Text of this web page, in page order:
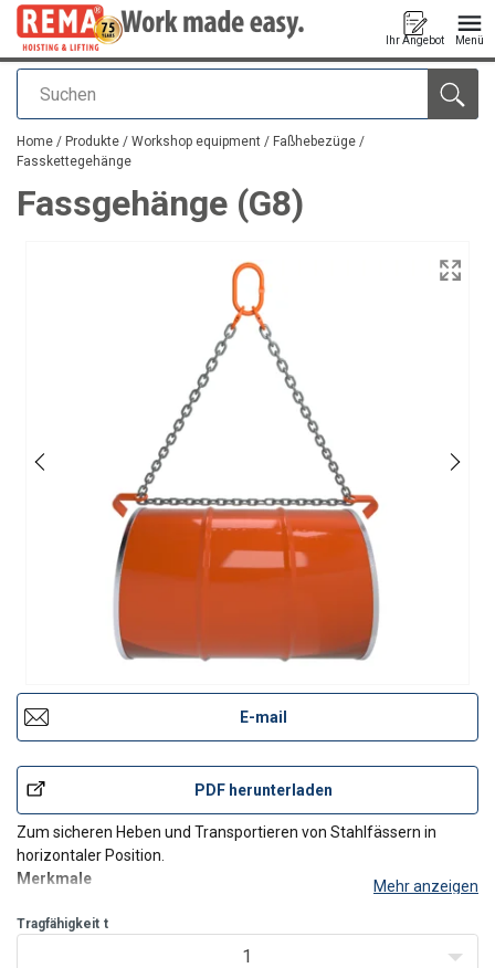
Suchen
Ihr Angebot Menü
Anfragen
Home / Produkte / Workshop equipment / Faßhebezüge /
Fasskettegehänge
Fassgehänge (G8)
E-mail
PDF herunterladen
Zum sicheren Heben und Transportieren von Stahlfässern in
horizontaler Position.
Merkmale
1 x RML-86-G10 Aufhängeöse (Artikel-Nr. 2631006)
2 x RCX-6 Verbindungsglied (Artikel-Nr. 2636006)
Mehr anzeigen
Tragfähigkeit t
1